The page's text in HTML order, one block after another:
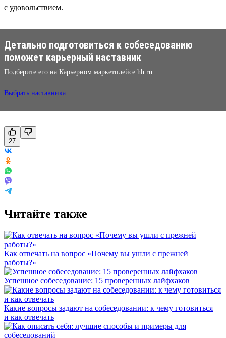
с удовольствием.
Детально подготовиться к собеседованию
поможет карьерный наставник
Подберите его на Карьерном маркетплейсе hh.ru
Выбрать наставника
27
Читайте также
Как отвечать на вопрос «Почему вы ушли с прежней
работы?»
Успешное собеседование: 15 проверенных лайфхаков
Какие вопросы задают на собеседовании: к чему готовиться
и как отвечать